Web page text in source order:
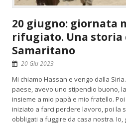
20 giugno: giornata
rifugiato. Una storia
Samaritano
20 Giu 2023
Mi chiamo Hassan e vengo dalla
paese, avevo uno stipendio buono,
insieme a mio papà e mio fratello.
iniziato a farci perdere lavoro, poi la
obbligati a fuggire da casa nostra. Io,